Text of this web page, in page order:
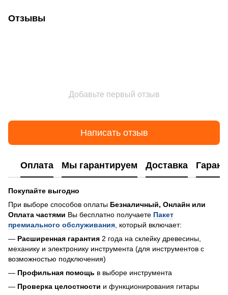
Отзывы
Добавьте первый отзыв
Написать отзыв
Оплата Мы гарантируем Доставка
Покупайте выгодно
При выборе способов оплаты Безналичный, Онлайн или
Оплата частями Вы бесплатно получаете Пакет
премиального обслуживания, который включает:
— Расширенная гарантия 2 года на склейку древесины,
механику и электронику инструмента (для инструментов с
возможностью подключения)
— Профильная помощь в выборе инструмента
— Проверка целостности и функционирования гитары